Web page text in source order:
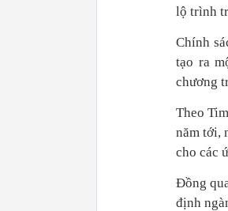
lộ trình
Chính
tạo ra
chương
Theo
năm tới,
cho các
Đồng
định